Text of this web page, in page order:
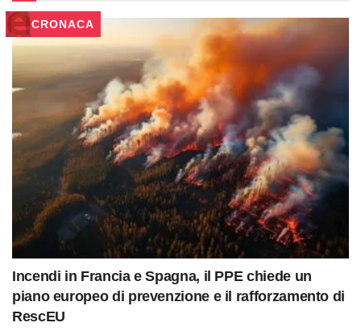
CRONACA
Incendi in Francia e Spagna, il PPE chiede un
piano europeo di prevenzione e il rafforzamento di
RescEU